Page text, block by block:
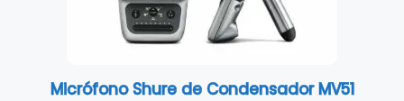
Micrófono Shure de Condensador MV51